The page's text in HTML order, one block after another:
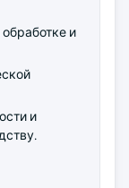
и
и